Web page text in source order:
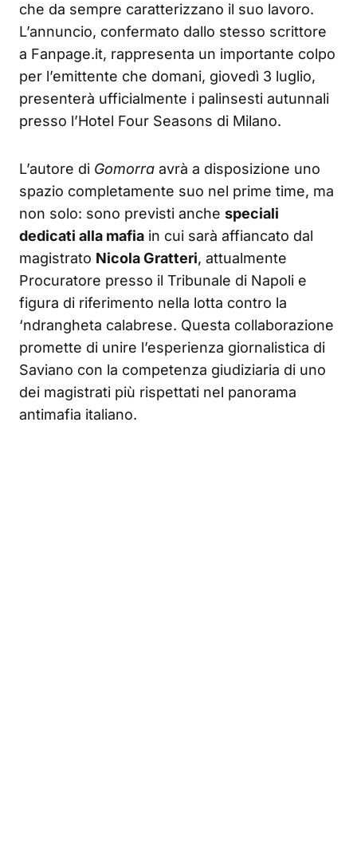
che da sempre caratterizzano il suo lavoro.
L’annuncio, confermato dallo stesso scrittore
a Fanpage.it, rappresenta un importante colpo
per l’emittente che domani, giovedì 3 luglio,
presenterà ufficialmente i palinsesti autunnali
presso l’Hotel Four Seasons di Milano.
L’autore di Gomorra avrà a disposizione uno
spazio completamente suo nel prime time, ma
non solo: sono previsti anche speciali
dedicati alla mafia in cui sarà affiancato dal
magistrato Nicola Gratteri, attualmente
Procuratore presso il Tribunale di Napoli e
figura di riferimento nella lotta contro la
‘ndrangheta calabrese. Questa collaborazione
promette di unire l’esperienza giornalistica di
Saviano con la competenza giudiziaria di uno
dei magistrati più rispettati nel panorama
antimafia italiano.